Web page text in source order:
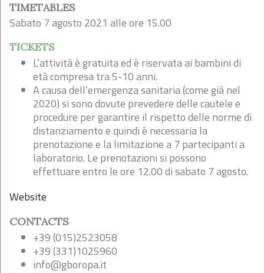
TIMETABLES
Sabato 7 agosto 2021 alle ore 15.00
TICKETS
L’attività è gratuita ed è riservata ai bambini di
età compresa tra 5-10 anni.
A causa dell’emergenza sanitaria (come già nel
2020) si sono dovute prevedere delle cautele e
procedure per garantire il rispetto delle norme di
distanziamento e quindi è necessaria la
prenotazione e la limitazione a 7 partecipanti a
laboratorio. Le prenotazioni si possono
effettuare entro le ore 12.00 di sabato 7 agosto.
Website
CONTACTS
+39 (015)2523058
+39 (331)1025960
info@gboropa.it